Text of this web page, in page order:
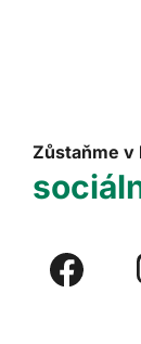
Zůstaňme v